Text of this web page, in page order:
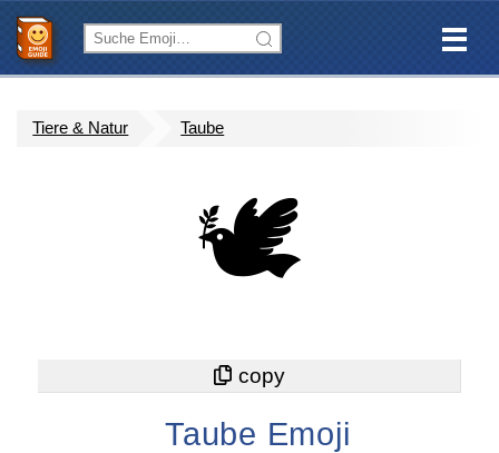
Tiere & Natur Taube
🕊️
Taube Emoji